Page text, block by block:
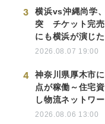
3
横浜vs沖縄尚学
突 チケット完
にも横浜が演じ
2026.08.07 19:00
4
神奈川県厚木市
点が稼働～住宅
し物流ネットワ
2026.08.06 13:00